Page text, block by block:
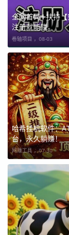
全网首码➕扶持
注册就能赚。
卷轴项目 ， 08-03
哈希挂机软件：
台，永久躺赚！
网赚工具 ，07-30